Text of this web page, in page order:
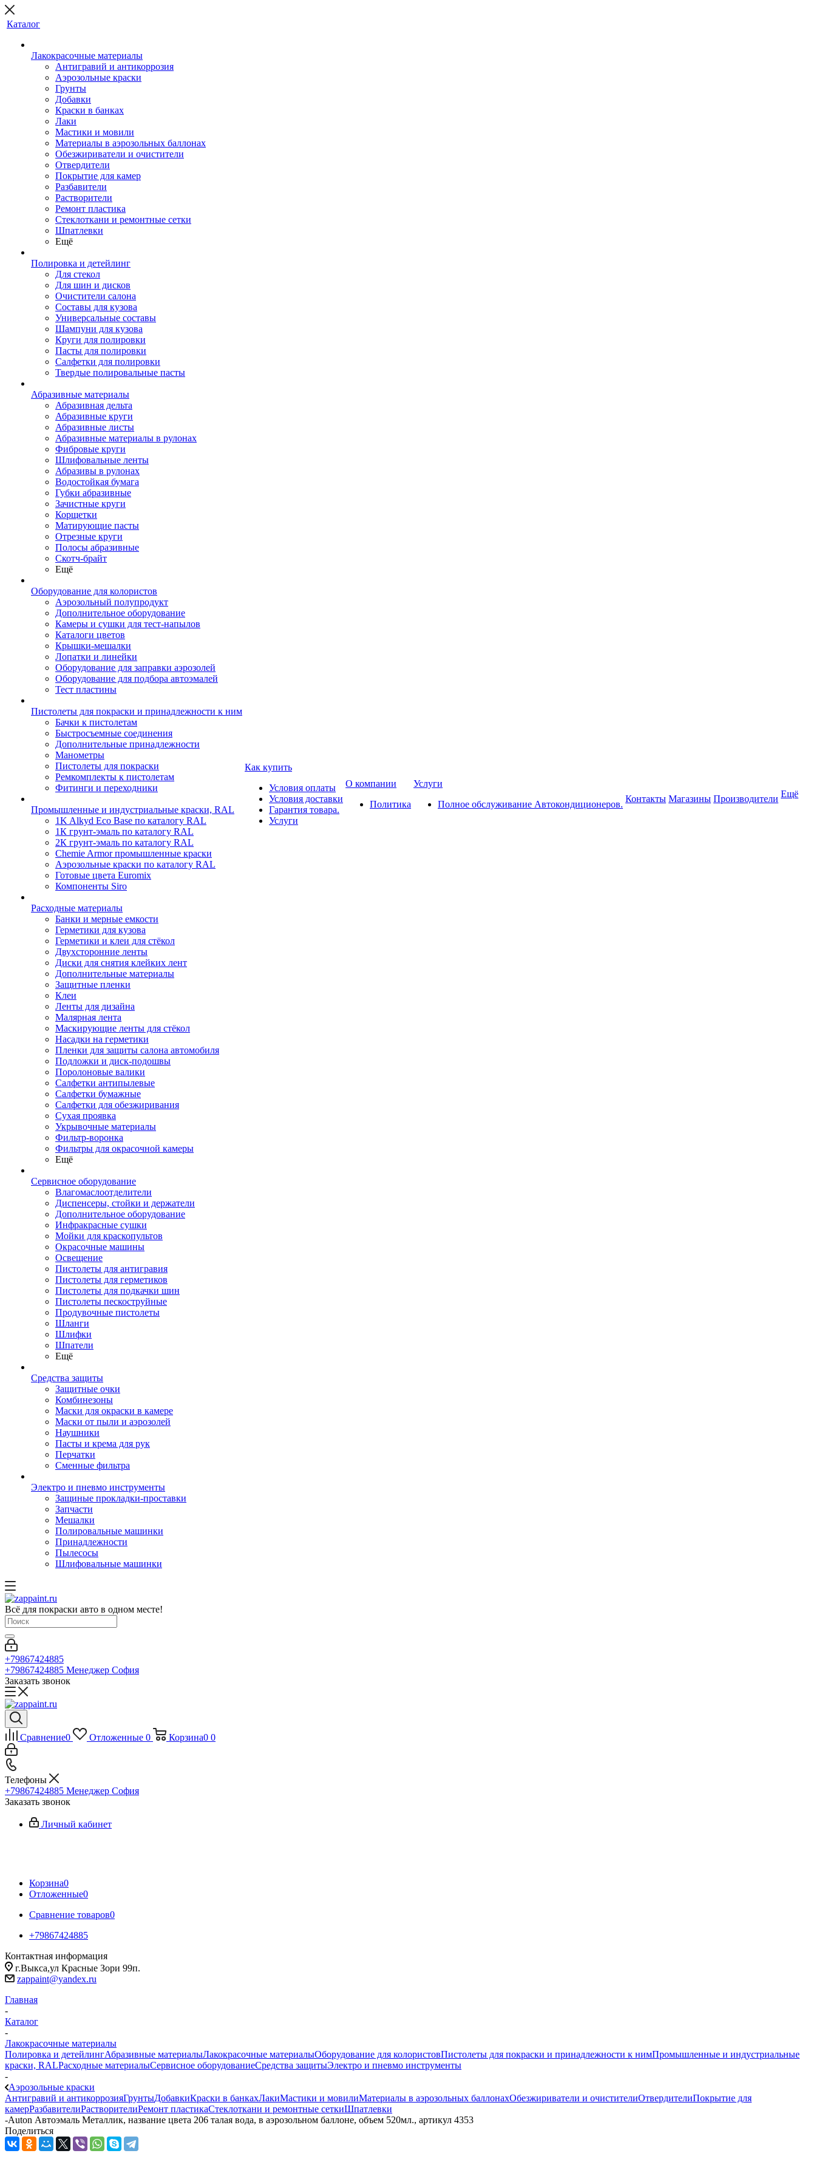
Каталог
Лакокрасочные материалы
Антигравий и антикоррозия
Аэрозольные краски
Грунты
Добавки
Краски в банках
Лаки
Мастики и мовили
Материалы в аэрозольных баллонах
Обезжириватели и очистители
Отвердители
Покрытие для камер
Разбавители
Растворители
Ремонт пластика
Стеклоткани и ремонтные сетки
Шпатлевки
Ещё
Полировка и детейлинг
Для стекол
Для шин и дисков
Очистители салона
Составы для кузова
Универсальные составы
Шампуни для кузова
Круги для полировки
Пасты для полировки
Салфетки для полировки
Твердые полировальные пасты
Абразивные материалы
Абразивная дельта
Абразивные круги
Абразивные листы
Абразивные материалы в рулонах
Фибровые круги
Шлифовальные ленты
Абразивы в рулонах
Водостойкая бумага
Губки абразивные
Зачистные круги
Корщетки
Матирующие пасты
Отрезные круги
Полосы абразивные
Скотч-брайт
Ещё
Оборудование для колористов
Аэрозольный полупродукт
Дополнительное оборудование
Камеры и сушки для тест-напылов
Каталоги цветов
Крышки-мешалки
Лопатки и линейки
Оборудование для заправки аэрозолей
Оборудование для подбора автоэмалей
Тест пластины
Пистолеты для покраски и принадлежности к ним
Бачки к пистолетам
Быстросъемные соединения
Дополнительные принадлежности
Манометры
Пистолеты для покраски
Ремкомплекты к пистолетам
Фитинги и переходники
Промышленные и индустриальные краски, RAL
1K Alkyd Eco Base по каталогу RAL
1К грунт-эмаль по каталогу RAL
2К грунт-эмаль по каталогу RAL
Chemie Armor промышленные краски
Аэрозольные краски по каталогу RAL
Готовые цвета Euromix
Компоненты Siro
Расходные материалы
Банки и мерные емкости
Герметики для кузова
Герметики и клеи для стёкол
Двухсторонние ленты
Диски для снятия клейких лент
Дополнительные материалы
Защитные пленки
Клеи
Ленты для дизайна
Малярная лента
Маскирующие ленты для стёкол
Насадки на герметики
Пленки для защиты салона автомобиля
Подложки и диск-подошвы
Поролоновые валики
Салфетки антипылевые
Салфетки бумажные
Салфетки для обезжиривания
Сухая проявка
Укрывочные материалы
Фильтр-воронка
Фильтры для окрасочной камеры
Ещё
Сервисное оборудование
Влагомаслоотделители
Диспенсеры, стойки и держатели
Дополнительное оборудование
Инфракрасные сушки
Мойки для краскопультов
Окрасочные машины
Освещение
Пистолеты для антигравия
Пистолеты для герметиков
Пистолеты для подкачки шин
Пистолеты пескоструйные
Продувочные пистолеты
Шланги
Шлифки
Шпатели
Ещё
Средства защиты
Защитные очки
Комбинезоны
Маски для окраски в камере
Маски от пыли и аэрозолей
Наушники
Пасты и крема для рук
Перчатки
Сменные фильтра
Электро и пневмо инструменты
Защиные прокладки-проставки
Запчасти
Мешалки
Полировальные машинки
Принадлежности
Пылесосы
Шлифовальные машинки
Как купить
Условия оплаты
Условия доставки
Гарантия товара.
Услуги
О компании
Политика
Услуги
Полное обслуживание Автокондиционеров.
Контакты Магазины Производители Ещё
Всё для покраски авто в одном месте!
+79867424885
+79867424885 Менеджер София
Заказать звонок
Сравнение0 Отложенные 0 Корзина0 0
Телефоны
+79867424885 Менеджер София
Заказать звонок
Личный кабинет
Корзина0
Отложенные0
Сравнение товаров0
+79867424885
Контактная информация
г.Выкса,ул Красные Зори 99п.
zappaint@yandex.ru
Главная
-
Каталог
-
Лакокрасочные материалы
Полировка и детейлингАбразивные материалыЛакокрасочные материалыОборудование для колористовПистолеты для покраски и принадлежности к нимПромышленные и индустриальные
краски, RALРасходные материалыСервисное оборудованиеСредства защитыЭлектро и пневмо инструменты
-
Аэрозольные краски
Антигравий и антикоррозияГрунтыДобавкиКраски в банкахЛакиМастики и мовилиМатериалы в аэрозольных баллонахОбезжириватели и очистителиОтвердителиПокрытие для
камерРазбавителиРастворителиРемонт пластикаСтеклоткани и ремонтные сеткиШпатлевки
-Auton Автоэмаль Металлик, название цвета 206 талая вода, в аэрозольном баллоне, объем 520мл., артикул 4353
Поделиться